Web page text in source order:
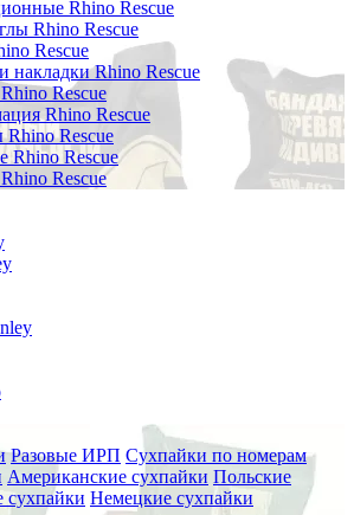
Rhino Rescue
Rhino Rescue
Rescue
Rhino Rescue
Rescue
Rhino Rescue
Rescue
Rhino Rescue
Rescue
Разовые ИРП Сухпайки по номерам
Американские сухпайки Польские
сухпайки Немецкие сухпайки